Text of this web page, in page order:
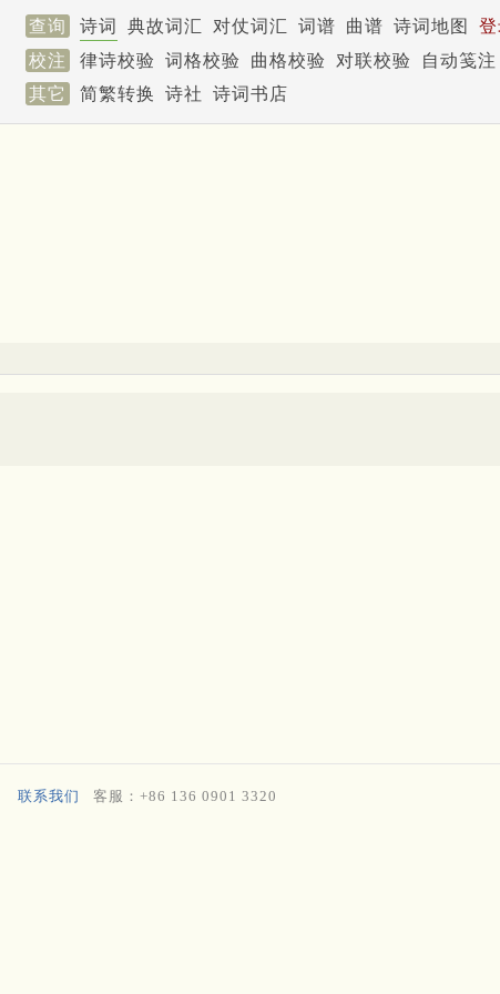
查询 诗词 典故词汇 对仗词汇 词谱 曲谱 诗词地图
校注 律诗校验 词格校验 曲格校验 对联校验
自动笺注
其它 简繁转换 诗社 诗词书店
联系我们 客服：+86 136 0901 3320